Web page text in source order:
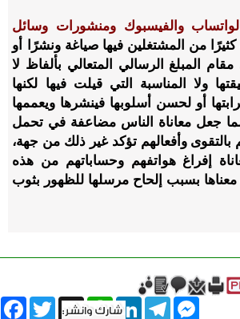
والفيسبوك ومنشورات وسائل
من المشتغلين فيها صياغة ونشرًا أو
المبلغ الرسالي المتعالي بألفاظ لا
ولا المناسبة التي قيلت فيها لكنها
أو لحسن أسلوبها فينشرها ويعممها
مما جعل معاناة الناس مضاعفة في تحمل
وأفعالهم تؤكد غير ذلك من جهة،
إفراغ هواتفهم وحساباتهم من هذه
بسبب إلحاح مرسلها للظهور بثوب
Twitter X
WhatsAppLinkedInTelegram
Messenger